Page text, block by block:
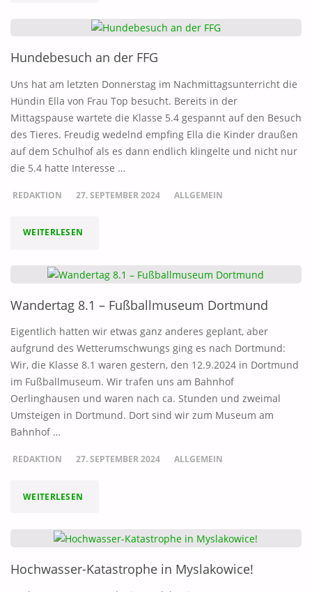
Hundebesuch an der FFG
Uns hat am letzten Donnerstag im Nachmittagsunterricht die
Hündin Ella von Frau Top besucht. Bereits in der
Mittagspause wartete die Klasse 5.4 gespannt auf den Besuch
des Tieres. Freudig wedelnd empfing Ella die Kinder draußen
auf dem Schulhof als es dann endlich klingelte und nicht nur
die 5.4 hatte Interesse …
REDAKTION 27. SEPTEMBER 2024 ALLGEMEIN
WEITERLESEN
Wandertag 8.1 – Fußballmuseum Dortmund
Eigentlich hatten wir etwas ganz anderes geplant, aber
aufgrund des Wetterumschwungs ging es nach Dortmund:
Wir, die Klasse 8.1 waren gestern, den 12.9.2024 in Dortmund
im Fußballmuseum. Wir trafen uns am Bahnhof
Oerlinghausen und waren nach ca. Stunden und zweimal
Umsteigen in Dortmund. Dort sind wir zum Museum am
Bahnhof …
REDAKTION 27. SEPTEMBER 2024 ALLGEMEIN
WEITERLESEN
FUSSBALLMUSEUM D
Hochwasser-Katastrophe in Myslakowice!